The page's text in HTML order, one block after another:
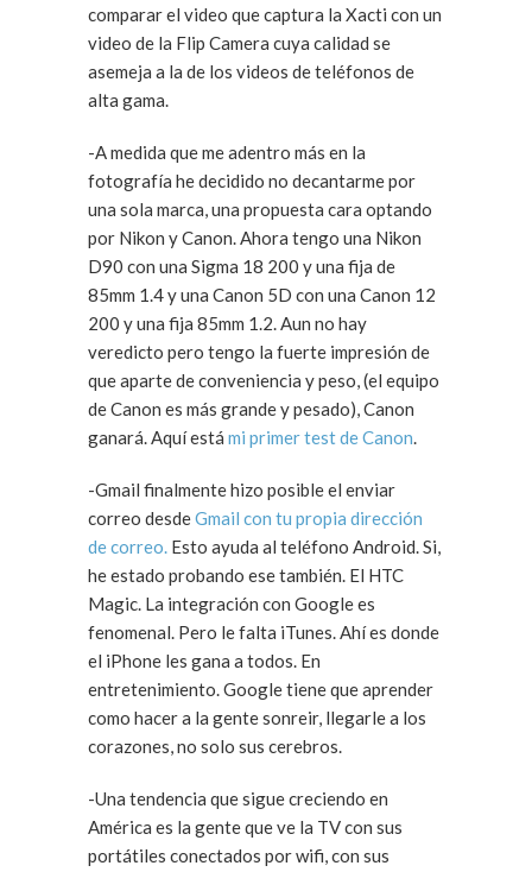
comparar el video que captura la Xacti con un
video de la Flip Camera cuya calidad se
asemeja a la de los videos de teléfonos de
alta gama.
-A medida que me adentro más en la
fotografía he decidido no decantarme por
una sola marca, una propuesta cara optando
por Nikon y Canon. Ahora tengo una Nikon
D90 con una Sigma 18 200 y una fija de
85mm 1.4 y una Canon 5D con una Canon 12
200 y una fija 85mm 1.2. Aun no hay
veredicto pero tengo la fuerte impresión de
que aparte de conveniencia y peso, (el equipo
de Canon es más grande y pesado), Canon
ganará. Aquí está mi primer test de Canon.
-Gmail finalmente hizo posible el enviar
correo desdeGmail con tu propia dirección
de correo. Esto ayuda al teléfono Android. Si,
he estado probando ese también. El HTC
Magic. La integración con Google es
fenomenal. Pero le falta iTunes. Ahí es donde
el iPhone les gana a todos. En
entretenimiento. Google tiene que aprender
como hacer a la gente sonreir, llegarle a los
corazones, no solo sus cerebros.
-Una tendencia que sigue creciendo en
América es la gente que ve la TV con sus
portátiles conectados por wifi, con sus